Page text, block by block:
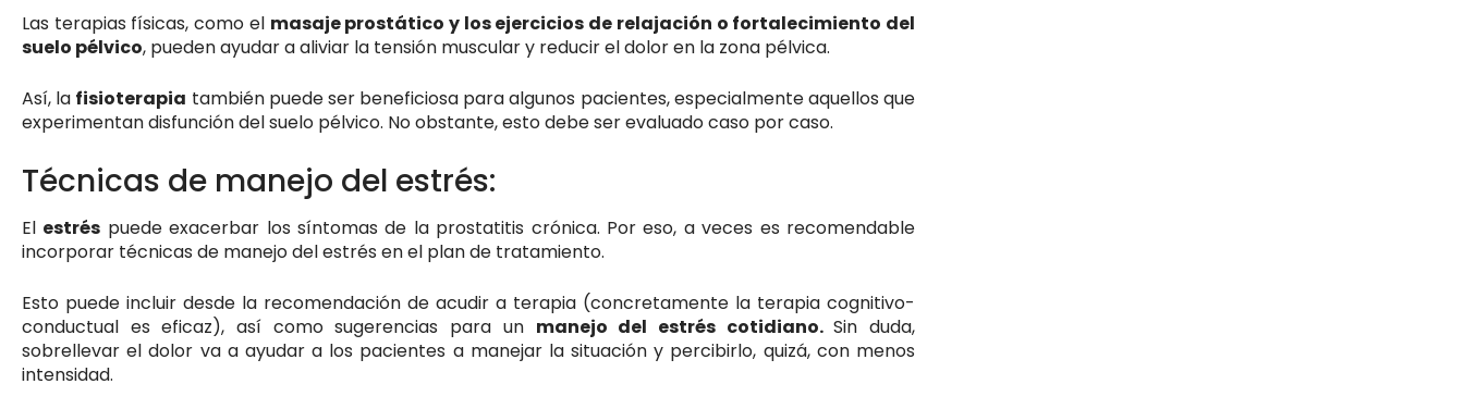
Las terapias físicas, como el masaje prostático y los ejercicios de relajación o fortalecimiento del
suelo pélvico, pueden ayudar a aliviar la tensión muscular y reducir el dolor en la zona pélvica.
Así, la fisioterapia también puede ser beneficiosa para algunos pacientes, especialmente aquellos que
experimentan disfunción del suelo pélvico. No obstante, esto debe ser evaluado caso por caso.
Técnicas de manejo del estrés:
El estrés puede exacerbar los síntomas de la prostatitis crónica. Por eso, a veces es recomendable
incorporar técnicas de manejo del estrés en el plan de tratamiento.
Esto puede incluir desde la recomendación de acudir a terapia (concretamente la terapia cognitivo-
conductual es eficaz), así como sugerencias para un manejo del estrés cotidiano.Sin duda,
sobrellevar el dolor va a ayudar a los pacientes a manejar la situación y percibirlo, quizá, con menos
intensidad.